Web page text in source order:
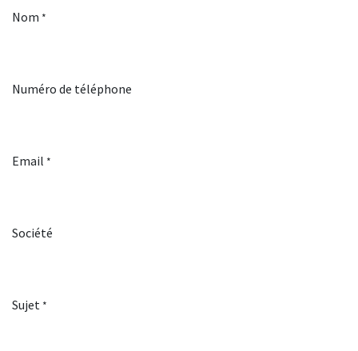
Nom *
Numéro de téléphone
Email *
Société
Sujet *